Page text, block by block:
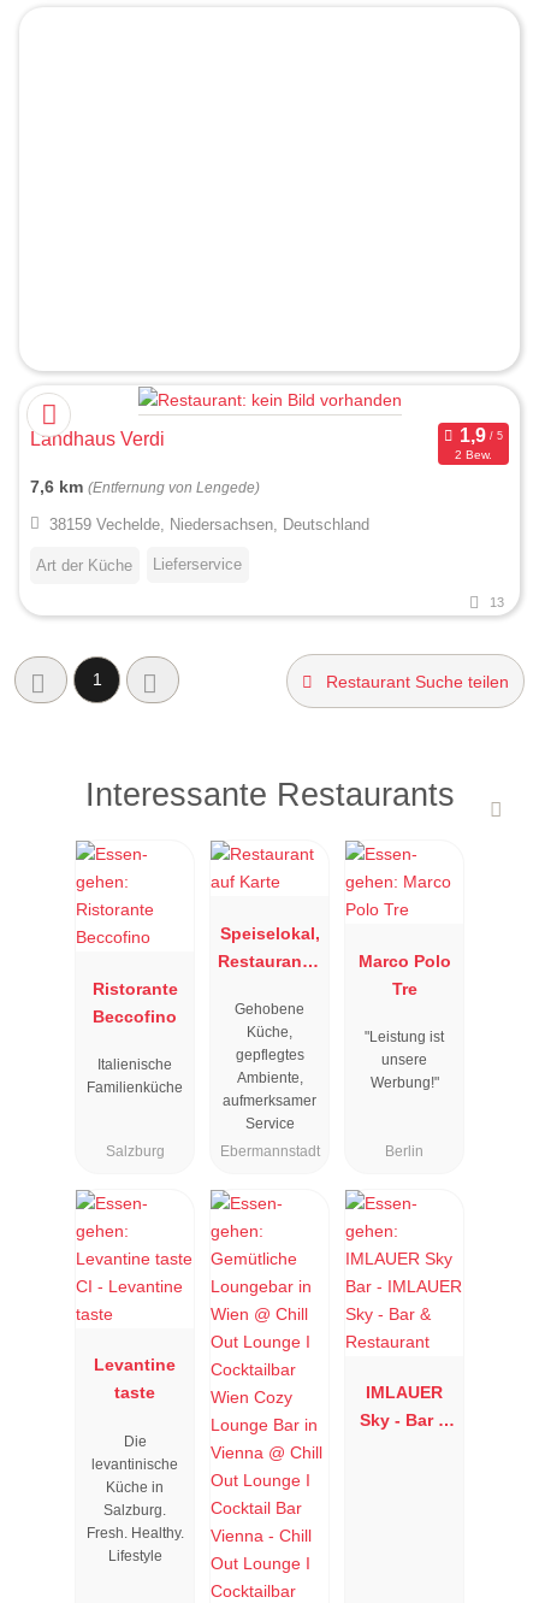
Landhaus Verdi
2 Bew.
7,6 km (Entfernung von Lengede)
38159 Vechelde, Niedersachsen, Deutschland
Art der Küche Lieferservice
13
1 Restaurant Suche teilen
Interessante Restaurants
Ristorante
Beccofino
Italienische
Familienküche
Salzburg
Speiselokal,
Restaurant "
"
Gehobene
Küche,
gepflegtes
Ambiente,
aufmerksamer
Service
Ebermannstadt
Marco Polo
Tre
"Leistung ist
unsere
Werbung!"
Berlin
Levantine
taste
Die
levantinische
Küche in
Salzburg.
Fresh. Healthy.
Lifestyle
IMLAUER
Sky - Bar &